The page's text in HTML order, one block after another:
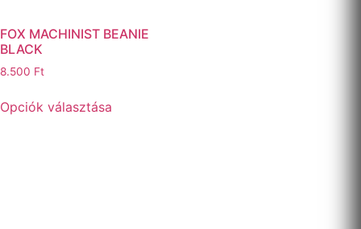
FOX MACHINIST BEANIE
BLACK
8.500 Ft
Opciók választása